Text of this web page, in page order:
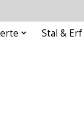
Stal & Erf